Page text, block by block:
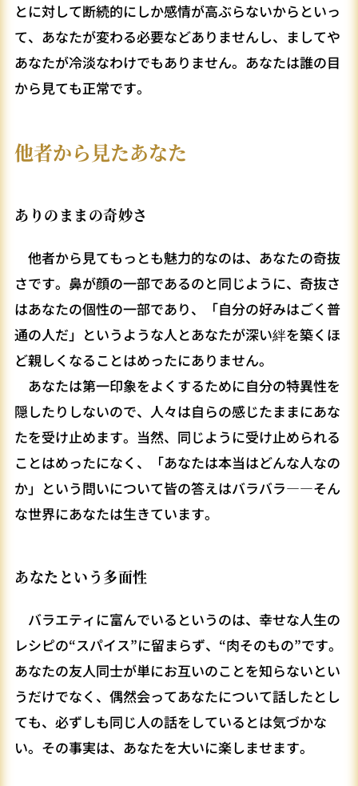
とに対して断続的にしか感情が高ぶらないからといっ
て、あなたが変わる必要などありませんし、ましてや
あなたが冷淡なわけでもありません。あなたは誰の目
から見ても正常です。
他者から見たあなた
ありのままの奇妙さ
他者から見てもっとも魅力的なのは、あなたの奇抜
さです。鼻が顔の一部であるのと同じように、奇抜さ
はあなたの個性の一部であり、「自分の好みはごく普
通の人だ」というような人とあなたが深い絆を築くほ
ど親しくなることはめったにありません。
あなたは第一印象をよくするために自分の特異性を
隠したりしないので、人々は自らの感じたままにあな
たを受け止めます。当然、同じように受け止められる
ことはめったになく、「あなたは本当はどんな人なの
か」という問いについて皆の答えはバラバラ――そん
な世界にあなたは生きています。
あなたという多面性
バラエティに富んでいるというのは、幸せな人生の
レシピの“スパイス”に留まらず、“肉そのもの”です。
あなたの友人同士が単にお互いのことを知らないとい
うだけでなく、偶然会ってあなたについて話したとし
ても、必ずしも同じ人の話をしているとは気づかな
い。その事実は、あなたを大いに楽しませます。